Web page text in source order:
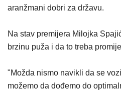
aranžmani dobri za državu.
Na stav premijera Milojka
brzinu puža i da to treba
"Možda nismo navikli da se
možemo da dođemo do